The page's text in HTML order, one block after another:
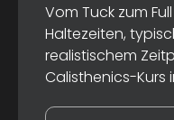
Vom Tuck zum
Haltezeiten,
realistischem
Calisthenics-Kurs